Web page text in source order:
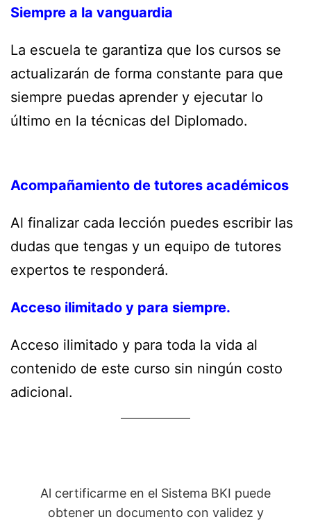
Siempre a la vanguardia
La escuela te garantiza que los cursos se
actualizarán de forma constante para que
siempre puedas aprender y ejecutar lo
último en la técnicas del Diplomado.
Acompañamiento de tutores académicos
Al finalizar cada lección puedes escribir las
dudas que tengas y un equipo de tutores
expertos te responderá.
Acceso ilimitado y para siempre.
Acceso ilimitado y para toda la vida al
contenido de este curso sin ningún costo
adicional.
Al certificarme en el Sistema BKI puede
obtener un documento con validez y